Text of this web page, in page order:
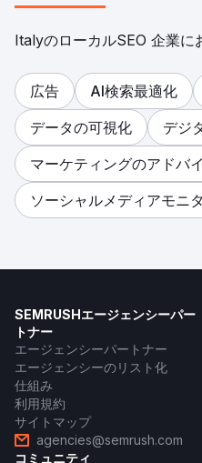
ItalyのローカルSEO 企業に
広告 AI検索最適化
データの可視化
デジ
マーケティングのアドバ
ソーシャルメディアモニ
SEMRUSHエージェンシーパー
トナー
エージェンシーパートナー
エージェンシーのリスト化
仕組み
利用規約
サイトマップ
agencies@semrush.com
コミュニティ